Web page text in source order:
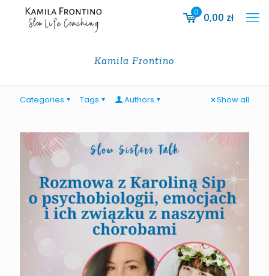
0 0,00 zł
Kamila Frontino
Categories Tags Authors Show all